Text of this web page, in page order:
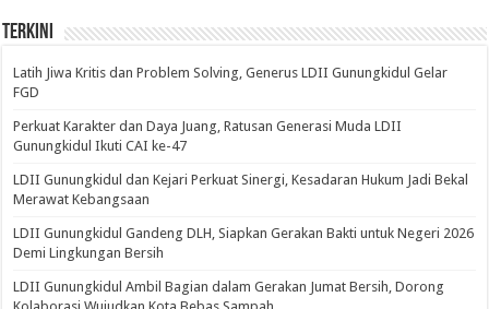
Terkini
Latih Jiwa Kritis dan Problem Solving, Generus LDII Gunungkidul Gelar
FGD
Perkuat Karakter dan Daya Juang, Ratusan Generasi Muda LDII
Gunungkidul Ikuti CAI ke-47
LDII Gunungkidul dan Kejari Perkuat Sinergi, Kesadaran Hukum Jadi Bekal
Merawat Kebangsaan
LDII Gunungkidul Gandeng DLH, Siapkan Gerakan Bakti untuk Negeri 2026
Demi Lingkungan Bersih
LDII Gunungkidul Ambil Bagian dalam Gerakan Jumat Bersih, Dorong